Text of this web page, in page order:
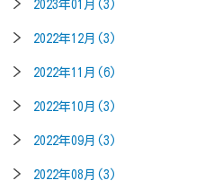
2023年01月(3)
2022年12月(3)
2022年11月(6)
2022年10月(3)
2022年09月(3)
2022年08月(3)